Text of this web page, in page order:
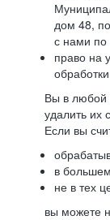
дом 48,
с нами по
право на
Вы в любой
удалить их
Если вы
в
не в тех
вы можете